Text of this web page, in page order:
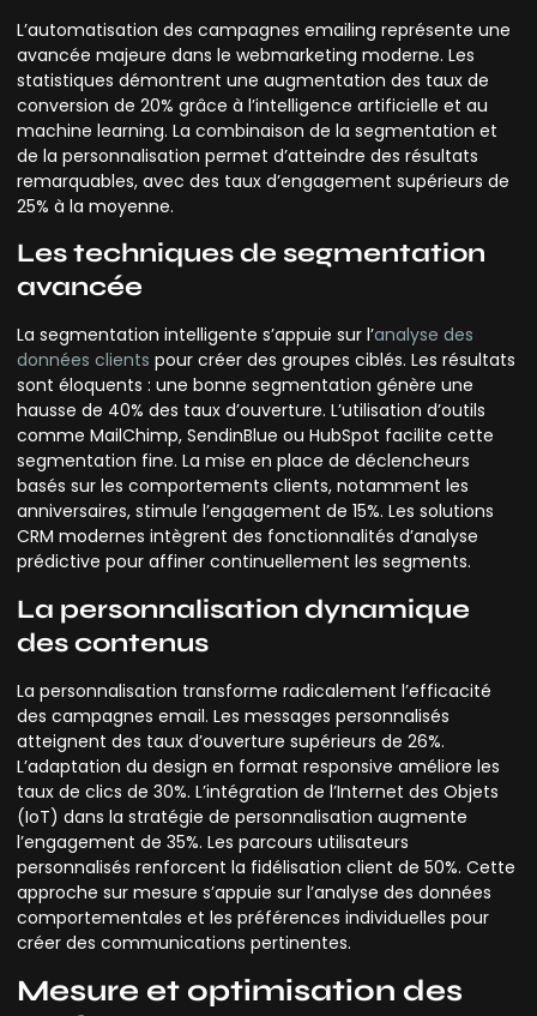
L’automatisation des campagnes emailing représente une
avancée majeure dans le webmarketing moderne. Les
statistiques démontrent une augmentation des taux de
conversion de 20% grâce à l’intelligence artificielle et au
machine learning. La combinaison de la segmentation et
de la personnalisation permet d’atteindre des résultats
remarquables, avec des taux d’engagement supérieurs de
25% à la moyenne.
Les techniques de segmentation
avancée
La segmentation intelligente s’appuie sur l’analyse des
données clients pour créer des groupes ciblés. Les résultats
sont éloquents : une bonne segmentation génère une
hausse de 40% des taux d’ouverture. L’utilisation d’outils
comme MailChimp, SendinBlue ou HubSpot facilite cette
segmentation fine. La mise en place de déclencheurs
basés sur les comportements clients, notamment les
anniversaires, stimule l’engagement de 15%. Les solutions
CRM modernes intègrent des fonctionnalités d’analyse
prédictive pour affiner continuellement les segments.
La personnalisation dynamique
des contenus
La personnalisation transforme radicalement l’efficacité
des campagnes email. Les messages personnalisés
atteignent des taux d’ouverture supérieurs de 26%.
L’adaptation du design en format responsive améliore les
taux de clics de 30%. L’intégration de l’Internet des Objets
(IoT) dans la stratégie de personnalisation augmente
l’engagement de 35%. Les parcours utilisateurs
personnalisés renforcent la fidélisation client de 50%. Cette
approche sur mesure s’appuie sur l’analyse des données
comportementales et les préférences individuelles pour
créer des communications pertinentes.
Mesure et optimisation des